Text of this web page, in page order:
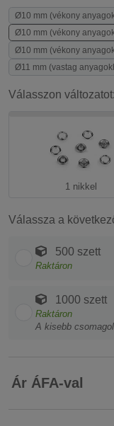
Ø10 mm (vékony
Ø10 mm (vékony
Ø10 mm (vékony
Ø11 mm (vastag
Válasszon változatot:
1 nikkel
Válassza a
500 szett
Raktáron
1000 szett
Raktáron
A kisebb
Ár ÁFA-val